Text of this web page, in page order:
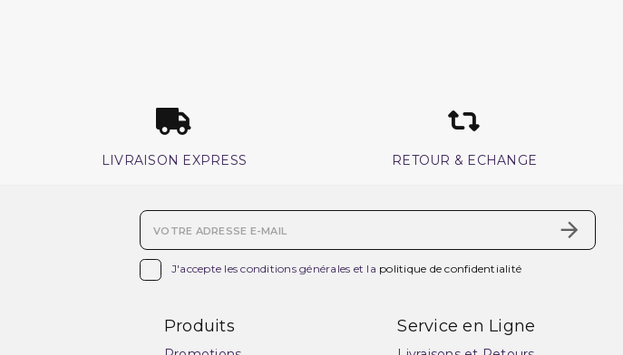
LIVRAISON EXPRESS RETOUR & ECHANGE
J'accepte les conditions générales et la politique de confidentialité
Produits Service en Ligne